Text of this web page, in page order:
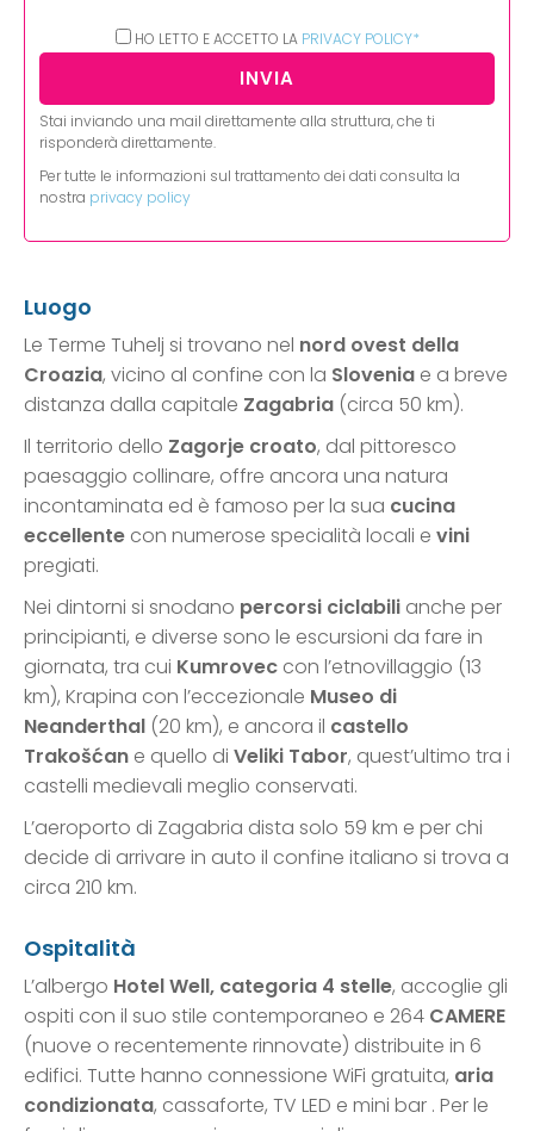
HO LETTO E ACCETTO LA PRIVACY POLICY*
Stai inviando una mail direttamente alla struttura, che ti
risponderà direttamente.
Per tutte le informazioni sul trattamento dei dati consulta la
nostra privacy policy
Luogo
Le Terme Tuhelj si trovano nel nord ovest della
Croazia, vicino al confine con la Slovenia e a breve
distanza dalla capitale Zagabria (circa 50 km).
Il territorio dello Zagorje croato, dal pittoresco
paesaggio collinare, offre ancora una natura
incontaminata ed è famoso per la sua cucina
eccellente con numerose specialità locali e vini
pregiati.
Nei dintorni si snodano percorsi ciclabili anche per
principianti, e diverse sono le escursioni da fare in
giornata, tra cui Kumrovec con l’etnovillaggio (13
km), Krapina con l’eccezionale Museo di
Neanderthal (20 km), e ancora il castello
Trakošćan e quello di Veliki Tabor, quest’ultimo tra i
castelli medievali meglio conservati.
L’aeroporto di Zagabria dista solo 59 km e per chi
decide di arrivare in auto il confine italiano si trova a
circa 210 km.
Ospitalità
L’albergo Hotel Well, categoria 4 stelle, accoglie gli
ospiti con il suo stile contemporaneo e 264 CAMERE
(nuove o recentemente rinnovate) distribuite in 6
edifici. Tutte hanno connessione WiFi gratuita, aria
condizionata, cassaforte, TV LED e mini bar . Per le